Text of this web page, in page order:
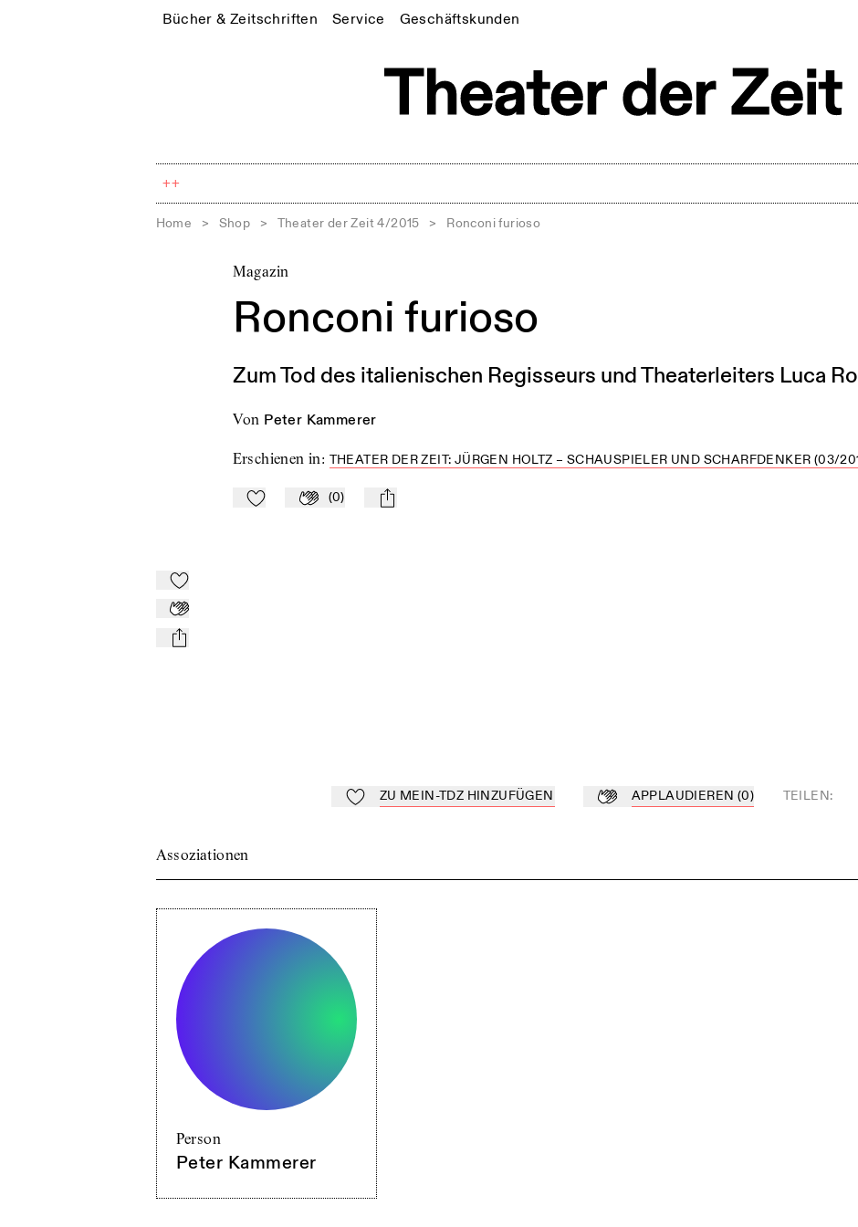
Bücher & Zeitschriften Service Geschäftskunden
++
Home > Shop > Theater der Zeit 4/2015 > Ronconi furioso
Magazin
Ronconi furioso
Zum Tod des italienischen Regisseurs und Theaterleiters Luca
von Peter Kammerer
Erschienen in: THEATER DER ZEIT: JÜRGEN HOLTZ – SCHAUSPIELER UND SCHARFDENKER (03/
Zu Mein-TdZ hinzufügen
Applaudieren
(0) mail
Zu Mein-TdZ hinzufügen
Applaudieren
mail
Zu Mein-TdZ hinzufügen
ZU MEIN-TDZ HINZUFÜGEN
Applaudieren
APPLAUDIEREN (0) TEILEN:
Assoziationen
Person
Peter Kammerer